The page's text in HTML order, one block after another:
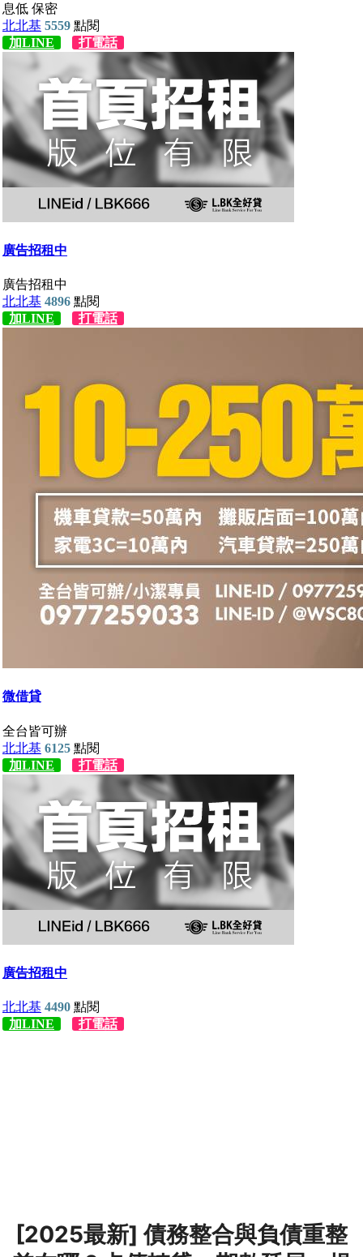
[2025最新] 債務整合與負債重整